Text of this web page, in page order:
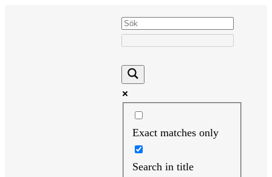
Exact matches only
Search in title